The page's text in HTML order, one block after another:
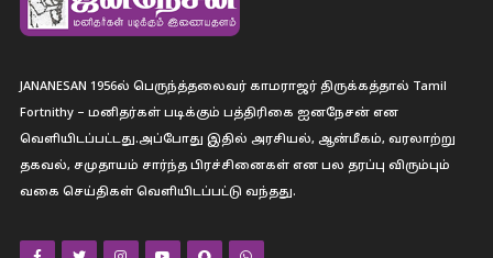
JANANESAN 1956ல் பெருந்த்தலைவர் காமராஜர் திருக்கத்தால் Tamil
Fortnithy – மனிதர்கள் படிக்கும் பத்திரிகை ஐனநேசன் என
வெளியிடப்பட்டது.அப்போது இதில் அரசியல், ஆன்மீகம், வரலாற்று
தகவல், சமுதாயம் சார்ந்த பிரச்சினைகள் என பல தரப்பு விரும்பும்
வகை செய்திகள் வெளியிடப்பட்டு வந்தது.